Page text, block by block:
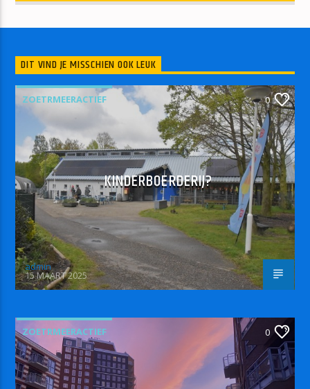
DIT VIND JE MISSCHIEN OOK LEUK
ZOETRMEERACTIEF 0
KINDERBOERDERIJ?
admin
15 MAART 2025
ZOETRMEERACTIEF 0